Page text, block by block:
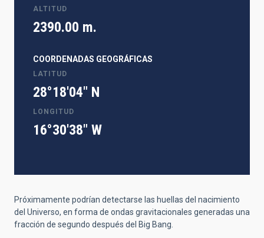
ALTITUD
2390.00 m.
COORDENADAS GEOGRÁFICAS
LATITUD
28°18'04" N
LONGITUD
16°30'38" W
Próximamente podrían detectarse las huellas del nacimiento
del Universo, en forma de ondas gravitacionales generadas una
fracción de segundo después del Big Bang.